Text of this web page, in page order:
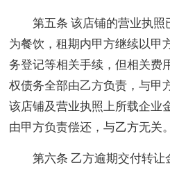
第五条 该店铺的营业执照
为餐饮，租期内甲方继续以甲
务登记等相关手续，但相关费
权债务全部由乙方负责，与甲
该店铺及营业执照上所载企业
由甲方负责偿还，与乙方无关。
第六条 乙方逾期交付转让